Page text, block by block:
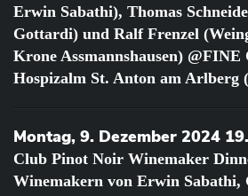
Erwin Sabathi), Thomas
Gottardi) und Ralf Frenzel
Krone Assmannshausen)
Hospizalm St. Anton am Arlberg
Montag, 9. Dezember 2024
Club Pinot Noir Winemaker
Winemakern von Erwin